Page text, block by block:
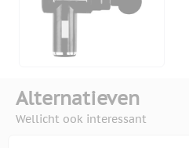
Alternatieven
Wellicht ook interessant